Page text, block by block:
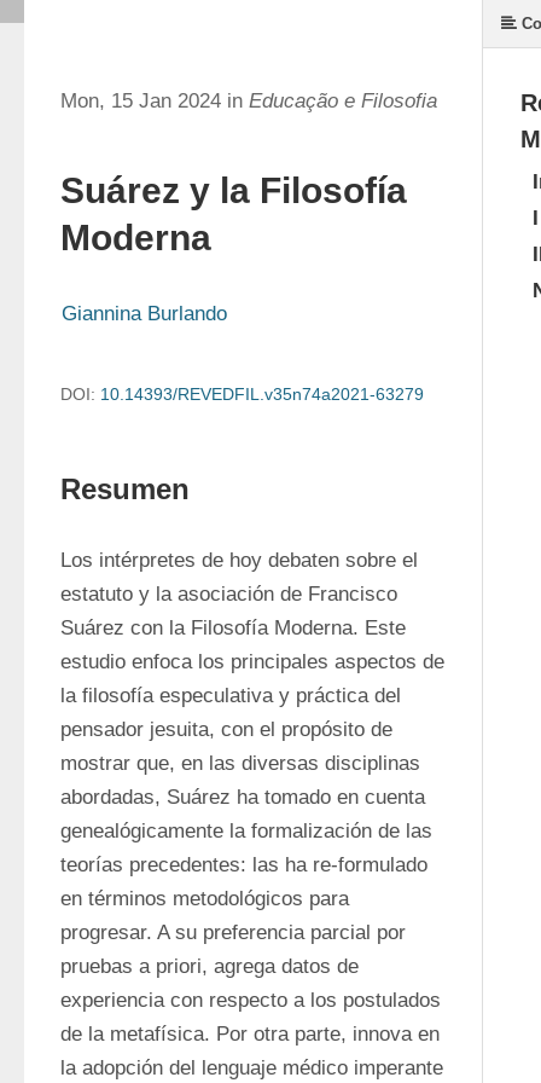
Mon, 15 Jan 2024 in Educação e Filosofia
Suárez y la Filosofía
Moderna
Giannina Burlando
DOI: 10.14393/REVEDFIL.v35n74a2021-63279
Resumen
Los intérpretes de hoy debaten sobre el
estatuto y la asociación de Francisco
Suárez con la Filosofía Moderna. Este
estudio enfoca los principales aspectos de
la filosofía especulativa y práctica del
pensador jesuita, con el propósito de
mostrar que, en las diversas disciplinas
abordadas, Suárez ha tomado en cuenta
genealógicamente la formalización de las
teorías precedentes: las ha re-formulado
en términos metodológicos para
progresar. A su preferencia parcial por
pruebas a priori, agrega datos de
experiencia con respecto a los postulados
de la metafísica. Por otra parte, innova en
la adopción del lenguaje médico imperante
I